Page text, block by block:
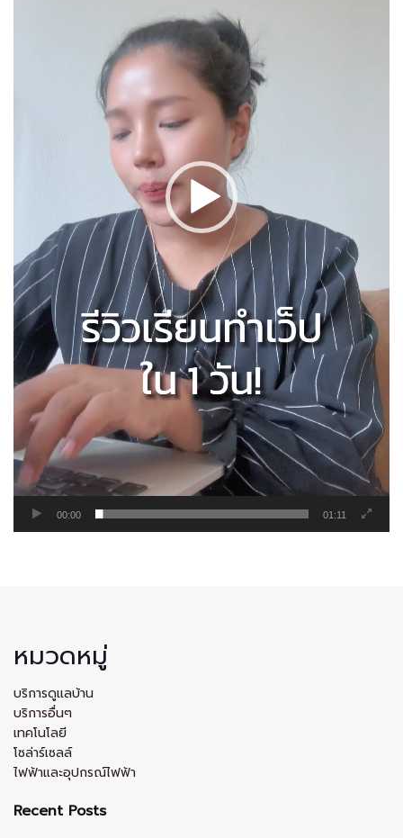
00:00 01:11
หมวดหมู่
บริการดูแลบ้าน
บริการอื่นๆ
เทคโนโลยี
โซล่าร์เซลล์
ไฟฟ้าและอุปกรณ์ไฟฟ้า
Recent Posts